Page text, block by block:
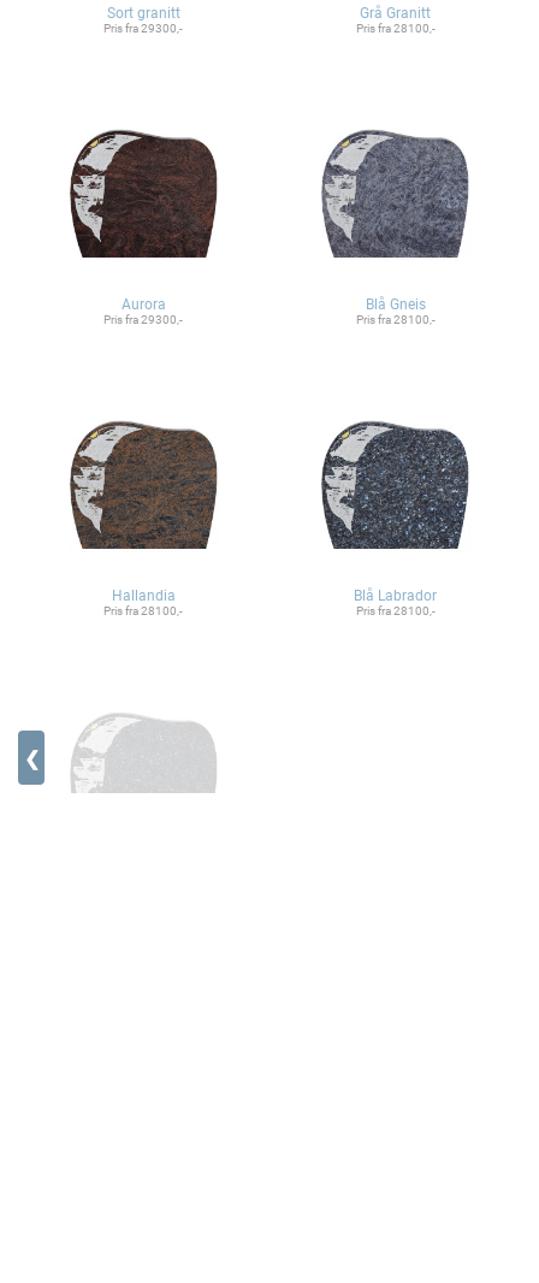
Sort granitt
Pris fra 29300,-
Grå Granitt
Pris fra 28100,-
Aurora
Pris fra 29300,-
Blå Gneis
Pris fra 28100,-
Hallandia
Pris fra 28100,-
Blå Labrador
Pris fra 28100,-
❮